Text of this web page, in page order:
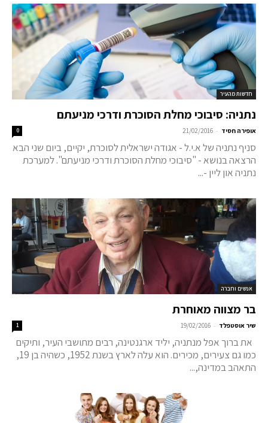
חדשות מהעיר
נתניה: סיבוכי מחלת הסוכרת ודרכי מניעתם
אופירה חסיד -
21/02/2016
0
סניף נתניה של א.י.ל - אגודה ישראלית לסוכרת, יקיים, ביום שני הבא
הרצאה בנושא - "סיבוכי מחלת הסוכרת ודרכי מניעתם". למערכת
נתניה און ליין -...
אנשים וחברה
בר מצווה מאוחרת
שיר אוסטפלד -
19/02/2016
1
את ברוך אפל מנתניה, יליד ארגנטינה, רבים מתושבי העיר, ותיקים
כמו גם צעירים, מכירים. הוא עלה לארץ בשנת 1952, כשהיה בן 19,
התאהב במדינה,...